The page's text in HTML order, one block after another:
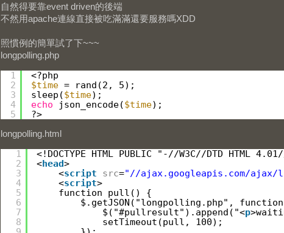
自然得要靠event driven的後端
不然用apache連線直接被吃滿滿還要服務嗎XDD
照慣例的簡單試了下~~~
longpolling.php
1
2
3
4
5
<?php
$time = rand(2, 5);
sleep($time);
echo
json_encode($time);
?>
longpolling.html
1
2
3
4
5
6
7
8
<!DOCTYPE HTML PUBLIC "-//W3C//DTD HTML
<head>
<script src="//ajax.googleapis.com/
<script>
function pull() {
$.getJSON("longpolling.php",
$("#pullresult").append("<p
setTimeout(pull, 100);